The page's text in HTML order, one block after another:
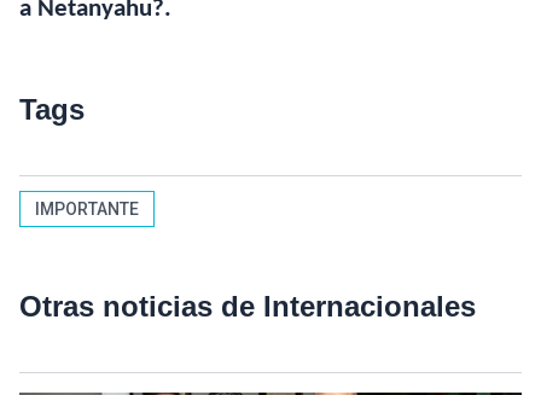
a Netanyahu?.
Tags
IMPORTANTE
Otras noticias de Internacionales